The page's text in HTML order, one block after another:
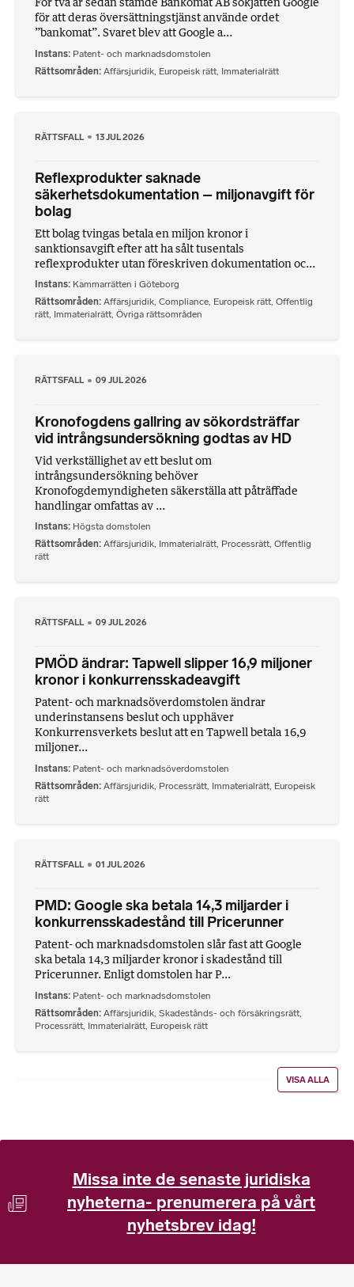
för att deras översättningstjänst använde ordet
”bankomat”. Svaret blev att Google a...
Instans Patent- och marknadsdomstolen
Rättsområden Affärsjuridik Europeisk rätt Immaterialrätt
RÄTTSFALL 13 JUL 2026
Reflexprodukter saknade
säkerhetsdokumentation – miljonavgift för
bolag
Ett bolag tvingas betala en miljon kronor i
sanktionsavgift efter att ha sålt tusentals
reflexprodukter utan föreskriven dokumentation oc...
Instans Kammarrätten i Göteborg
Rättsområden Affärsjuridik, Compliance, Europeisk rätt, Offentlig
rätt, Immaterialrätt, Övriga rättsområden
RÄTTSFALL 09 JUL 2026
Kronofogdens gallring av sökordsträffar
vid intrångsundersökning godtas av HD
Vid verkställighet av ett beslut om
intrångsundersökning behöver
Kronofogdemyndigheten säkerställa att påträffade
handlingar omfattas av ...
Instans Högsta domstolen
Rättsområden Affärsjuridik, Immaterialrätt, Processrätt, Offentlig
rätt
RÄTTSFALL 09 JUL 2026
PMÖD ändrar: Tapwell slipper 16,9 miljoner
kronor i konkurrensskadeavgift
Patent- och marknadsöverdomstolen ändrar
underinstansens beslut och upphäver
Konkurrensverkets beslut att en Tapwell betala 16,9
miljoner...
Instans Patent- och marknadsöverdomstolen
Rättsområden Affärsjuridik, Processrätt, Immaterialrätt, Europeisk
rätt
RÄTTSFALL 01 JUL 2026
PMD: Google ska betala 14,3 miljarder i
konkurrensskadestånd till Pricerunner
Patent- och marknadsdomstolen slår fast att Google
ska betala 14,3 miljarder kronor i skadestånd till
Pricerunner. Enligt domstolen har P...
Instans Patent- och marknadsdomstolen
Rättsområden Affärsjuridik Skadestånds- och försäkringsrätt
Processrätt Immaterialrätt Europeisk rätt
VISA ALLA
Missa inte de senaste juridiska
nyheterna- prenumerera på vårt
nyhetsbrev idag!